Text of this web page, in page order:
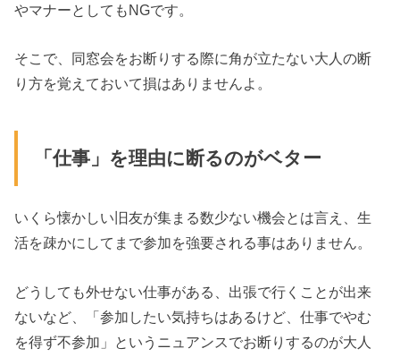
やマナーとしてもNGです。
そこで、同窓会をお断りする際に角が立たない大人の断
り方を覚えておいて損はありませんよ。
「仕事」を理由に断るのがベター
いくら懐かしい旧友が集まる数少ない機会とは言え、生
活を疎かにしてまで参加を強要される事はありません。
どうしても外せない仕事がある、出張で行くことが出来
ないなど、「参加したい気持ちはあるけど、仕事でやむ
を得ず不参加」というニュアンスでお断りするのが大人